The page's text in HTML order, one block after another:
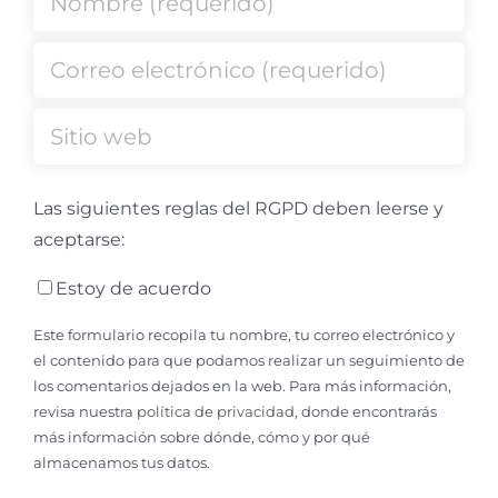
Las siguientes reglas del RGPD deben leerse y
aceptarse:
Estoy de acuerdo
Este formulario recopila tu nombre, tu correo electrónico y
el contenido para que podamos realizar un seguimiento de
los comentarios dejados en la web. Para más información,
revisa nuestra política de privacidad, donde encontrarás
más información sobre dónde, cómo y por qué
almacenamos tus datos.